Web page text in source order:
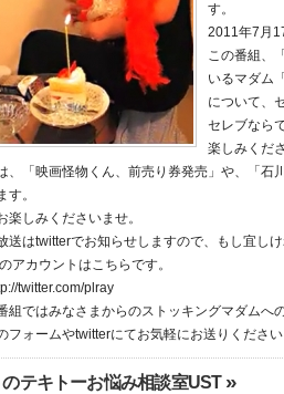
す。
2011年7月
この番組、
いるマダム
について、
セレブなら
楽しみくだ
、「映画怪物くん、前売り券発売」や、「石
す。
楽しみくださいませ。
送はtwitterでお知らせしますので、もし宜し
アカウントはこちらです。
twitter.com/plray
組ではみなさまからのストッキングマダムへ
フォームやtwitterにてお気軽にお送りください
のテキトーお悩み相談室UST»